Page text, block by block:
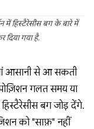
हिस्टैरेसीस बग के बारे में
दिया गया है.
आसानी से आ सकती
गलत समय या
बग जोड़ देंगे.
को "साफ़" नहीं